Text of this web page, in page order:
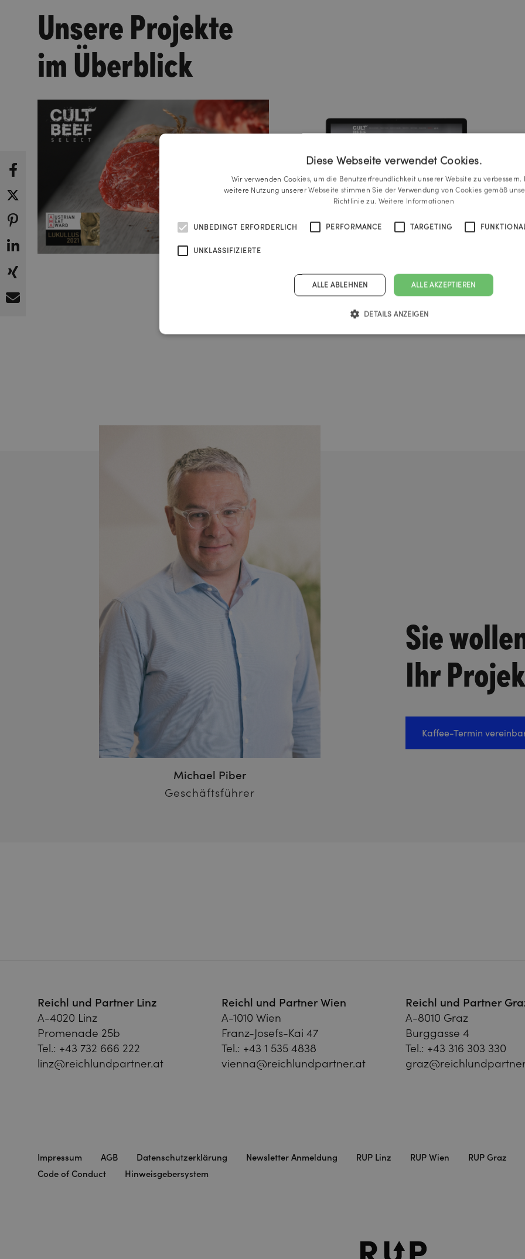
Unsere Projekte
im Überblick
Sie
Ihr
Kaffee-Termin
Michael Piber
Geschäftsführer
Reichl und Partner Linz
A-4020 Linz
Promenade 25b
Tel.: +43 732 666 222
linz@reichlundpartner.at
Reichl und Partner Wien
A-1010 Wien
Franz-Josefs-Kai 47
Tel.: +43 1 535 4838
vienna@reichlundpartner.at
Reichl und Partner
A-8010 Graz
Burggasse 4
Tel.: +43 316 303 330
Impressum AGB Datenschutzerklärung Newsletter Anmeldung RUP Linz RUP Wien
RUP Graz
Code of Conduct
Hinweisgebersystem
Diese Webseite verwendet Cookies.
Wir verwenden Cookies, um die Benutzerfreundlichkeit unserer Website zu verbessern.
weitere Nutzung unserer Webseite stimmen Sie der Verwendung von Cookies gemäß
Richtlinie zu. Weitere Informationen
UNBEDINGT ERFORDERLICH PERFORMANCE TARGETING
UNKLASSIFIZIERTE
ALLE AKZEPTIEREN
ALLE ABLEHNEN
DETAILS ANZEIGEN